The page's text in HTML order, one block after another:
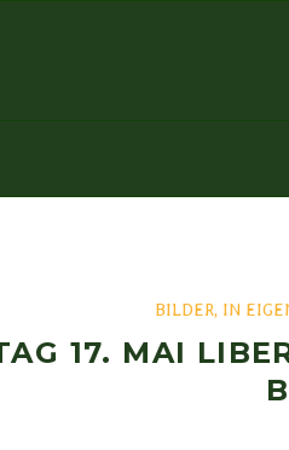
BILDER, IN
17. MAI